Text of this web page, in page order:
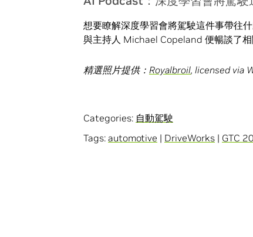
想要瞭解深度學習會將駕駛這件事帶往
與主持人 Michael Copeland 便暢談了相
精選照片提供： Royalbroil, licensed via
Categories: 自動駕駛
Tags: automotive | DriveWorks | GTC